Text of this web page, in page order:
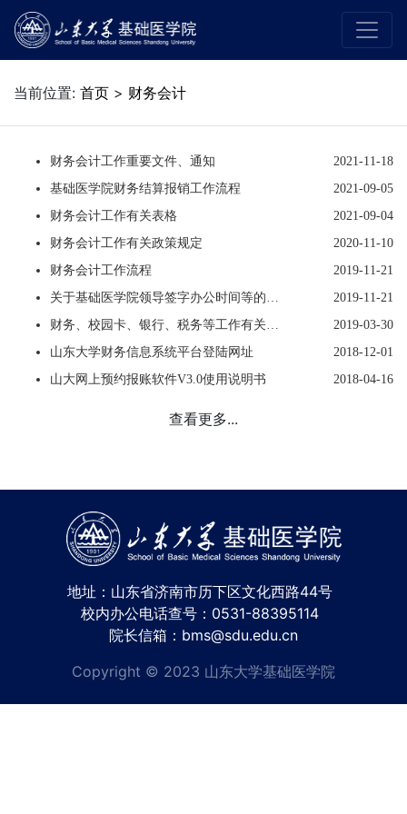
当前位置: 首页 > 财务会计
财务会计工作重要文件、通知
2021-11-18
基础医学院财务结算报销工作流程
2021-09-05
财务会计工作有关表格
2021-09-04
财务会计工作有关政策规定
2020-11-10
财务会计工作流程
2019-11-21
2019-11-21
2019-03-30
山东大学财务信息系统平台登陆网址
2018-12-01
山大网上预约报账软件V3.0使用说明书
2018-04-16
查看更多...
地址：山东省济南市历下区文化西路44号
校内办公电话查号：0531-88395114
院长信箱：bms@sdu.edu.cn
Copyright © 2023 山东大学基础医学院